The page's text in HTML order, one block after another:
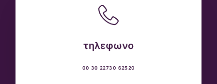
τηλεφωνο
00 30 22730 62520